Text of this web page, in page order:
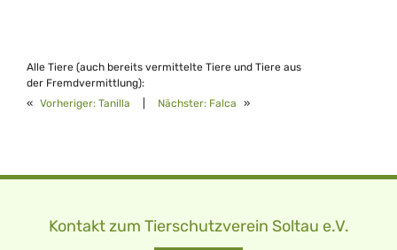
Alle Tiere (auch bereits vermittelte Tiere und Tiere aus
der Fremdvermittlung):
« Vorheriger: Tanilla Nächster: Falca »
Kontakt zum Tierschutzverein Soltau e.V.